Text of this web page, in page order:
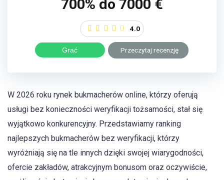
700% do 7000 €
4.0
Grać Przeczytaj recenzję
W 2026 roku rynek bukmacherów online, którzy oferują
usługi bez konieczności weryfikacji tożsamości, stał się
wyjątkowo konkurencyjny. Przedstawiamy ranking
najlepszych bukmacherów bez weryfikacji, którzy
wyróżniają się na tle innych dzięki swojej wiarygodności,
ofercie zakładów, atrakcyjnym bonusom oraz oczywiście,